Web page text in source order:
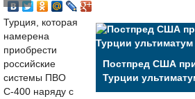
Постпред США
Турции
Турция, которая
намерена
приобрести
российские
системы ПВО
С-400 наряду с